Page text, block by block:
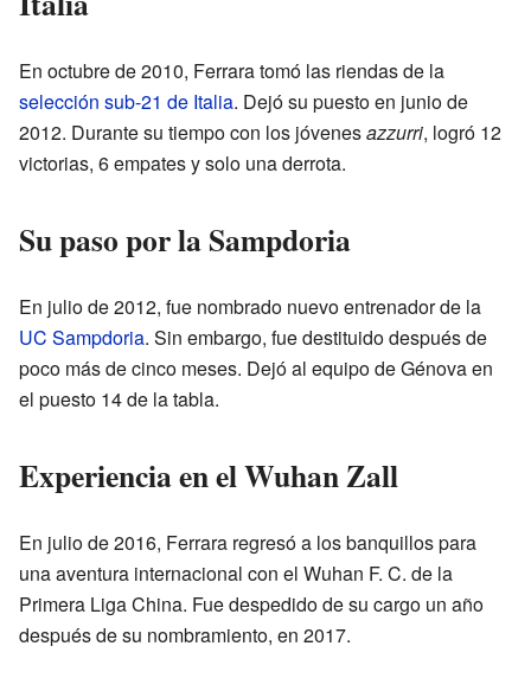
En octubre de 2010, Ferrara tomó las riendas de la
selección sub-21 de Italia. Dejó su puesto en junio de
2012. Durante su tiempo con los jóvenesazzurri, logró 12
victorias, 6 empates y solo una derrota.
Su paso por la Sampdoria
En julio de 2012, fue nombrado nuevo entrenador de la
UC Sampdoria. Sin embargo, fue destituido después de
poco más de cinco meses. Dejó al equipo de Génova en
el puesto 14 de la tabla.
Experiencia en el Wuhan Zall
En julio de 2016, Ferrara regresó a los banquillos para
una aventura internacional con el Wuhan F. C. de la
Primera Liga China. Fue despedido de su cargo un año
después de su nombramiento, en 2017.